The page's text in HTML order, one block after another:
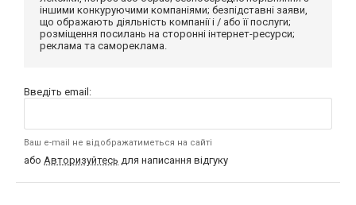
іншими конкуруючими компаніями; безпідставні заяви,
що ображають діяльність компанії і / або її послуги;
розміщення посилань на сторонні інтернет-ресурси;
реклама та самореклама.
Введіть email:
Ваш e-mail не відображатиметься на сайті
або Авторизуйтесь для написання відгуку